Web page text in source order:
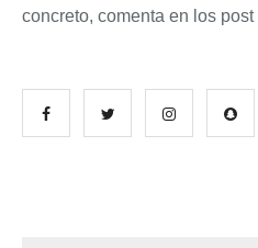
concreto, comenta en los post